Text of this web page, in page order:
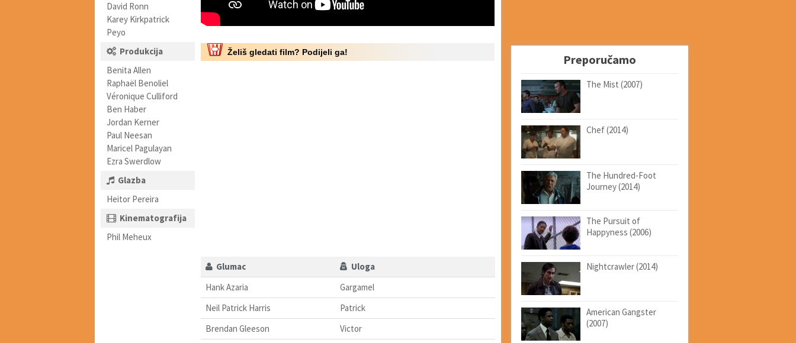
David Ronn
Karey Kirkpatrick
Peyo
Produkcija
Benita Allen
Raphaël Benoliel
Véronique Culliford
Ben Haber
Jordan Kerner
Paul Neesan
Maricel Pagulayan
Ezra Swerdlow
Glazba
Heitor Pereira
Kinematografija
Phil Meheux
Želiš gledati film? Podijeli ga!
Glumac
Uloga
Hank Azaria
Gargamel
Neil Patrick Harris
Patrick
Brendan Gleeson
Victor
Preporučamo
The Mist (2007)
Chef (2014)
The Hundred-Foot
Journey (2014)
The Pursuit of
Happyness (2006)
Nightcrawler (2014)
American Gangster
(2007)